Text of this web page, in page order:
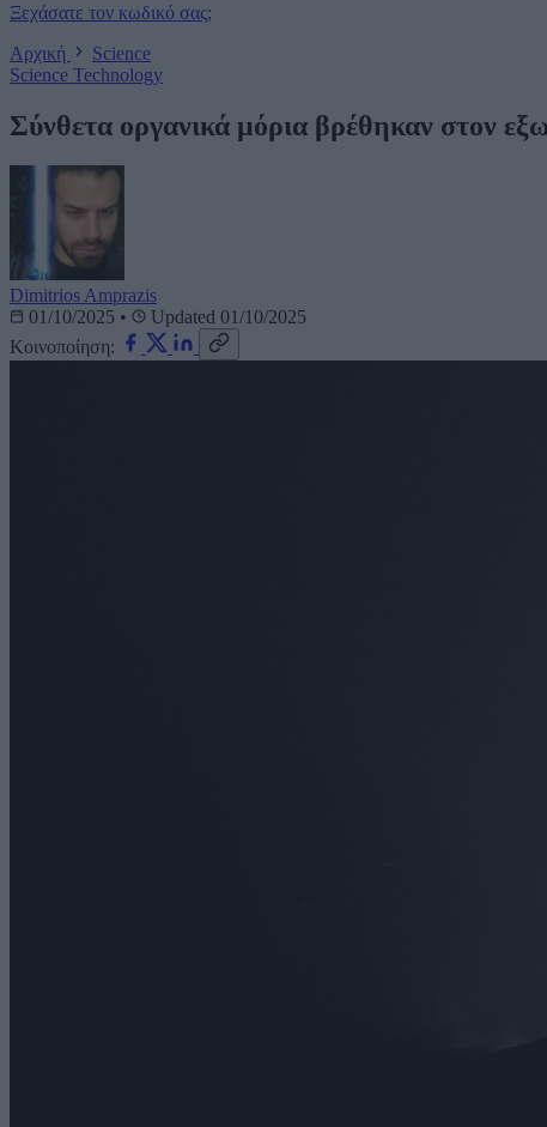
Ξεχάσατε τον κωδικό σας;
Αρχική
Science
Science Technology
Σύνθετα οργανικά μόρια βρέθηκαν στον
Dimitrios Amprazis
01/10/2025 •
Updated 01/10/2025
Κοινοποίηση: